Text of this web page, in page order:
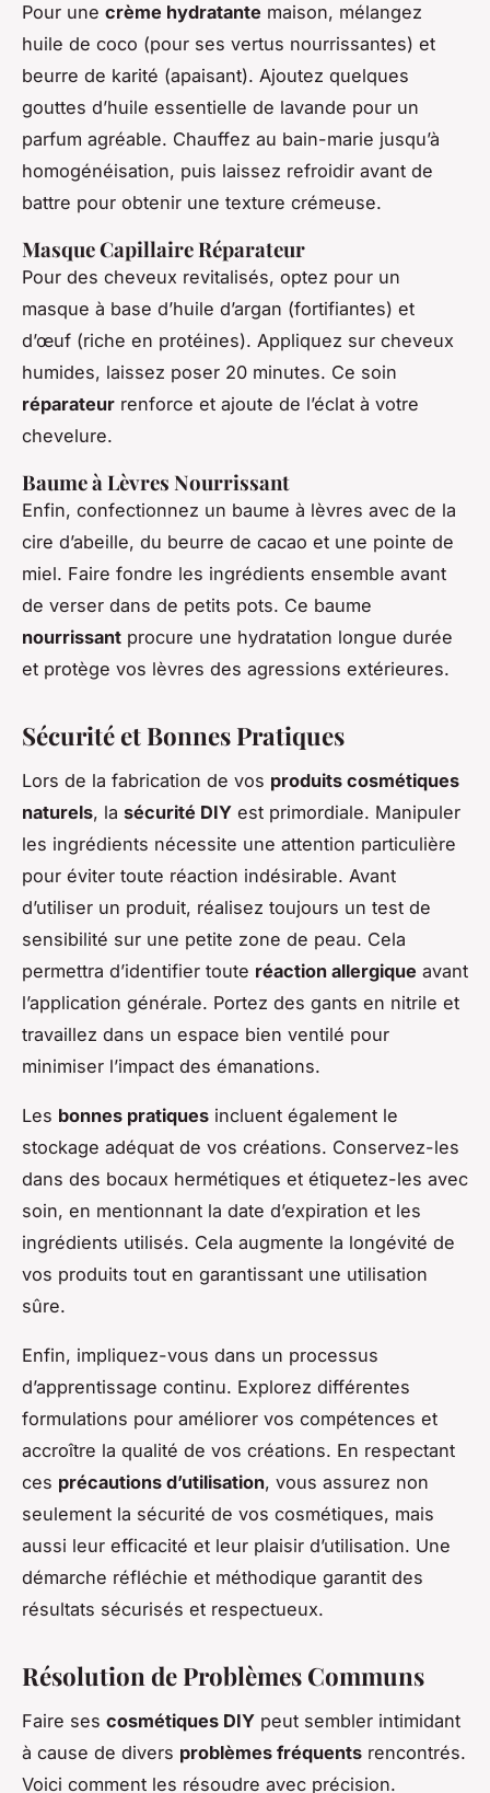
Pour une crème hydratante maison, mélangez
huile de coco (pour ses vertus nourrissantes) et
beurre de karité (apaisant). Ajoutez quelques
gouttes d’huile essentielle de lavande pour un
parfum agréable. Chauffez au bain-marie jusqu’à
homogénéisation, puis laissez refroidir avant de
battre pour obtenir une texture crémeuse.
Masque Capillaire Réparateur
Pour des cheveux revitalisés, optez pour un
masque à base d’huile d’argan (fortifiantes) et
d’œuf (riche en protéines). Appliquez sur cheveux
humides, laissez poser 20 minutes. Ce soin
réparateur renforce et ajoute de l’éclat à votre
chevelure.
Baume à Lèvres Nourrissant
Enfin, confectionnez un baume à lèvres avec de la
cire d’abeille, du beurre de cacao et une pointe de
miel. Faire fondre les ingrédients ensemble avant
de verser dans de petits pots. Ce baume
nourrissant procure une hydratation longue durée
et protège vos lèvres des agressions extérieures.
Sécurité et Bonnes Pratiques
Lors de la fabrication de vos produits cosmétiques
naturels, la sécurité DIY est primordiale. Manipuler
les ingrédients nécessite une attention particulière
pour éviter toute réaction indésirable. Avant
d’utiliser un produit, réalisez toujours un test de
sensibilité sur une petite zone de peau. Cela
permettra d’identifier toute réaction allergique avant
l’application générale. Portez des gants en nitrile et
travaillez dans un espace bien ventilé pour
minimiser l’impact des émanations.
Les bonnes pratiques incluent également le
stockage adéquat de vos créations. Conservez-les
dans des bocaux hermétiques et étiquetez-les avec
soin, en mentionnant la date d’expiration et les
ingrédients utilisés. Cela augmente la longévité de
vos produits tout en garantissant une utilisation
sûre.
Enfin, impliquez-vous dans un processus
d’apprentissage continu. Explorez différentes
formulations pour améliorer vos compétences et
accroître la qualité de vos créations. En respectant
ces précautions d’utilisation, vous assurez non
seulement la sécurité de vos cosmétiques, mais
aussi leur efficacité et leur plaisir d’utilisation. Une
démarche réfléchie et méthodique garantit des
résultats sécurisés et respectueux.
Résolution de Problèmes Communs
Faire ses cosmétiques DIY peut sembler intimidant
à cause de divers problèmes fréquents rencontrés.
Voici comment les résoudre avec précision.